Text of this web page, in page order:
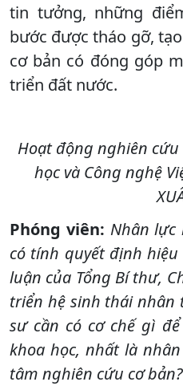
tin tưởng, những
bước được tháo gỡ,
cơ bản có đóng góp
triển đất nước.
Hoạt động nghiên
học và Công nghệ
Phóng viên: Nhân lực
có tính quyết định
luận của Tổng Bí thư,
triển hệ sinh thái nhân
sư cần có cơ chế gì
khoa học, nhất là
tâm nghiên cứu cơ bản?